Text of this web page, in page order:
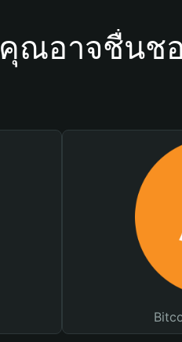
คุณอาจชื่นช